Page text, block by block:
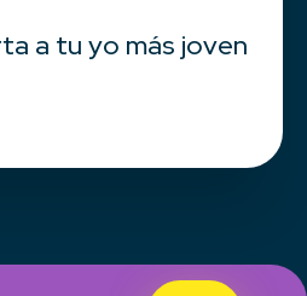
a tu yo más joven